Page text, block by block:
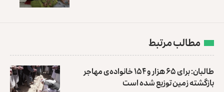
مطالب مرتبط
طالبان: برای ۶۵ هزار و ۱۵۴ خانواده‌ی مهاجر
بازگشته زمین توزیع ‏شده است